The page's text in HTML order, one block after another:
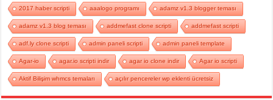
2017 haber scripti aaalogo programı adamz v1.3 blogger teması
adamz v1.3 blog teması addmefast clone scripti addmefast scripti
adf.ly clone scripti admin paneli scripti admin paneli template
Agar-io agar.io scripti indir agar io clone indir Agar io scripti
Aktif Bilişim whmcs temaları açılır pencereler wp eklenti ücretsiz